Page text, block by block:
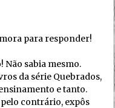
para responder!
Não sabia mesmo.
da série Quebrados,
e tanto.
contrário, expôs